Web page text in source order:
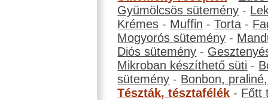
Gyümölcsös sütemény -
Krémes - Muffin -Torta -
Mogyorós sütemény -
Diós sütemény -
Mikroban készíthető süti -
sütemény - Bonbon,
Tészták, tésztafélék - Főtt